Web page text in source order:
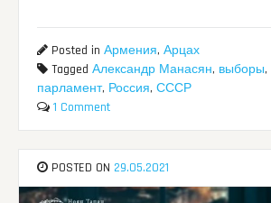
Posted inАрмения,Арцах
TaggedАлександр Манасян, выборы,
парламент, Россия,СССР
1 Comment
POSTED ON 29.05.2021